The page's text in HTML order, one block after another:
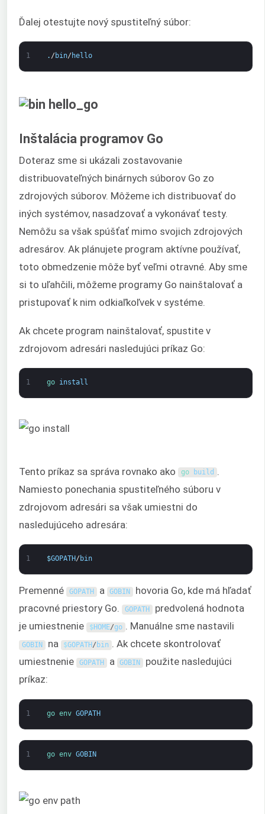
Ďalej otestujte nový spustiteľný súbor:
1 . / bin/ hello
Inštalácia programov Go
Doteraz sme si ukázali zostavovanie
distribuovateľných binárnych súborov Go zo
zdrojových súborov. Môžeme ich distribuovať do
iných systémov, nasadzovať a vykonávať testy.
Nemôžu sa však spúšťať mimo svojich zdrojových
adresárov. Ak plánujete program aktívne používať,
toto obmedzenie môže byť veľmi otravné. Aby sme
si to uľahčili, môžeme programy Go nainštalovať a
pristupovať k nim odkiaľkoľvek v systéme.
Ak chcete program nainštalovať, spustite v
zdrojovom adresári nasledujúci príkaz Go:
1 go install
Tento príkaz sa správa rovnako ako go build .
Namiesto ponechania spustiteľného súboru v
zdrojovom adresári sa však umiestni do
nasledujúceho adresára:
1 $GOPATH/ bin
Premenné GOPATH a GOBIN
hovoria Go, kde má hľadať
pracovné priestory Go.
GOPATH predvolená hodnota
je umiestnenie
$HOME/go . Manuálne sme nastavili
GOBIN na $GOPATH/ bin . Ak chcete skontrolovať
umiestnenie
GOPATH a GOBIN
použite nasledujúci
príkaz:
1 go env GOPATH
1 go env GOBIN